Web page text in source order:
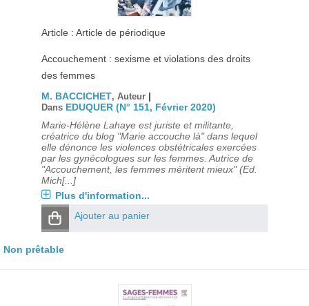
Article : Article de périodique
Accouchement : sexisme et violations des droits
des femmes
M. BACCICHET, Auteur |
Dans EDUQUER (N° 151, Février 2020)
Marie-Hélène Lahaye est juriste et militante,
créatrice du blog "Marie accouche là" dans lequel
elle dénonce les violences obstétricales exercées
par les gynécologues sur les femmes. Autrice de
"Accouchement, les femmes méritent mieux" (Ed.
Mich[...]
Plus d'information...
Ajouter au panier
Non prêtable